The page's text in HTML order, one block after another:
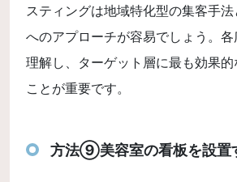
スティングは地域特化型の集客手
へのアプローチが容易でしょう。
理解し、ターゲット層に最も効果
ことが重要です。
方法⑨美容室の看板を設置